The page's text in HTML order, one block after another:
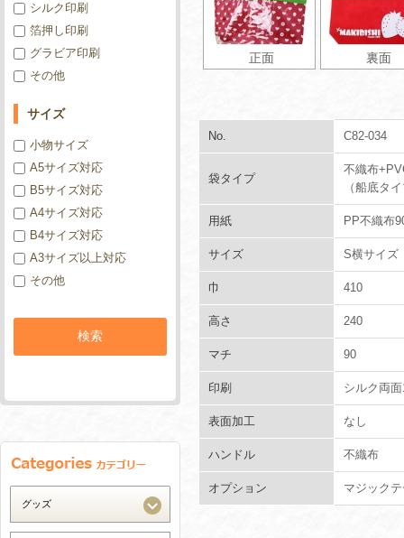
正面 裏面
No. C82-034
袋タイプ
不織布
（船底タ
用紙 PP不織布
サイズ S横サイズ
巾 410
高さ 240
マチ 90
印刷 シルク両
表面加工 なし
ハンドル 不織布
オプション マジック
シルク印刷
箔押し印刷
グラビア印刷
その他
サイズ
小物サイズ
A5サイズ対応
B5サイズ対応
A4サイズ対応
B4サイズ対応
A3サイズ以上対応
その他